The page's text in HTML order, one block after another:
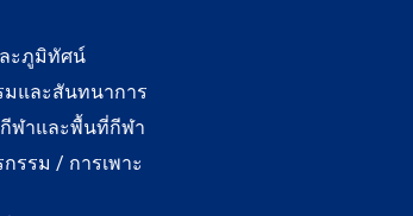
ะภูมิทัศน์
มและสันทนาการ
ฬาและพื้นที่กีฬา
กรรม / การเพาะ